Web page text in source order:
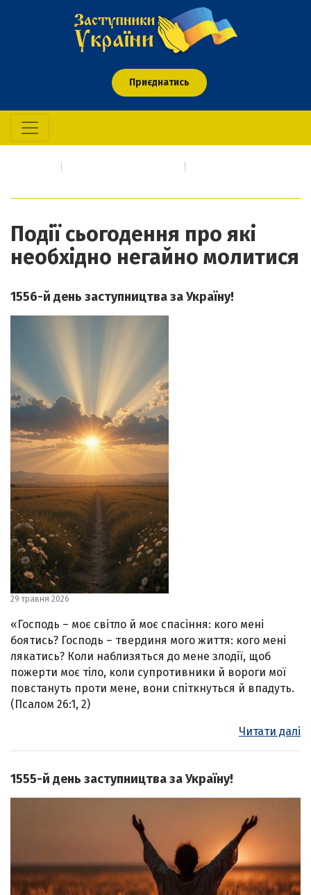
Приєднатись
Події сьогодення про які
необхідно негайно молитися
1556-й день заступництва за Україну!
29 травня 2026
«Господь – моє світло й моє спасіння: кого мені
боятись? Господь – твердиня мого життя: кого мені
лякатись? Коли наблизяться до мене злодії, щоб
пожерти моє тіло, коли супротивники й вороги мої
повстануть проти мене, вони спіткнуться й впадуть.
(Псалом 26:1, 2)
Читати далі
1555-й день заступництва за Україну!